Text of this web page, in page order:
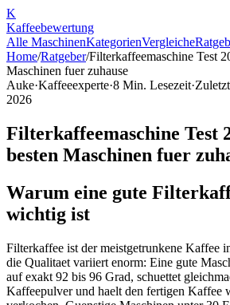
K
Kaffeebewertung
Alle MaschinenKategorienVergleiche
Home/Ratgeber/Filterkaffeemaschine Test
Maschinen fuer zuhause
Auke·Kaffeeexperte·8 Min. Lesezeit·
2026
Filterkaffeemaschine Test
besten Maschinen fuer
Warum eine gute
wichtig ist
Filterkaffee ist der meistgetrunkene Kaffee
die Qualitaet variiert enorm: Eine gute
auf exakt 92 bis 96 Grad, schuettet
Kaffeepulver und haelt den fertigen Kaffee